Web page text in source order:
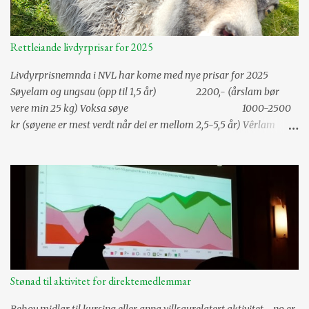
Rettleiande livdyrprisar for 2025
Livdyrprisnemnda i NVL har kome med nye prisar for 2025
Søyelam og ungsau (opp til 1,5 år) 2200,- (årslam bør
vere min 25 kg) Voksa søye 1000-2500
kr (søyene er mest verdt når dei er mellom 2,5-5,5 år) Vêrlam
frå og med fylte 3,5 år -500,- Tillegg for semina...
Stønad til aktivitet for direktemedlemmar